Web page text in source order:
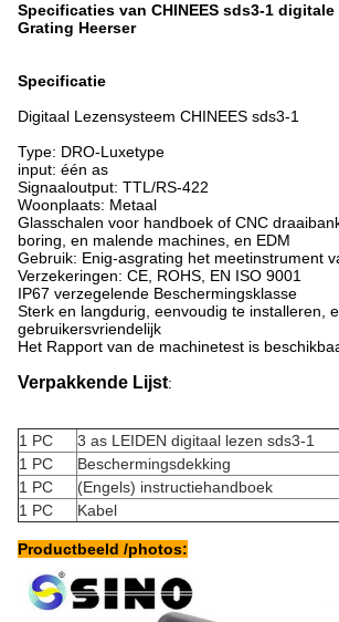
Specificaties van CHINEES sds3-1
Grating Heerser
Specificatie
Digitaal Lezensysteem CHINEES sds3-1
Type: DRO-Luxetype
input: één as
Signaaloutput: TTL/RS-422
Woonplaats: Metaal
Glasschalen voor handboek of CNC
boring, en malende machines, en EDM
Gebruik: Enig-asgrating het meetinstrument
Verzekeringen: CE, ROHS, EN ISO 9001
IP67 verzegelende Beschermingsklasse
Sterk en langdurig, eenvoudig te installeren,
gebruikersvriendelijk
Het Rapport van de machinetest is
Verpakkende Lijst:
1 PC
3 as LEIDEN digitaal lezen sds3-1
1 PC
Beschermingsdekking
1 PC
(Engels) instructiehandboek
1 PC
Kabel
Productbeeld /photos: